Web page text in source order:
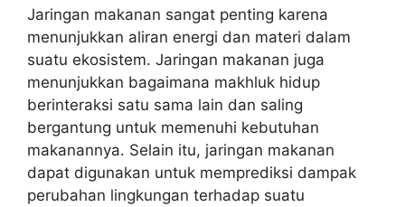
Jaringan makanan sangat penting karena
menunjukkan aliran energi dan materi dalam
suatu ekosistem. Jaringan makanan juga
menunjukkan bagaimana makhluk hidup
berinteraksi satu sama lain dan saling
bergantung untuk memenuhi kebutuhan
makanannya. Selain itu, jaringan makanan
dapat digunakan untuk memprediksi dampak
perubahan lingkungan terhadap suatu